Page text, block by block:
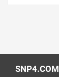
SNP4.COM